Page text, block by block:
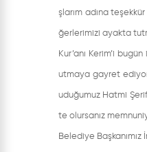
şlarım adına
ğerlerimizi ayakta
Kur’anı Kerim’i
utmaya gayret
uduğumuz Hatmi
te olursanız
Belediye Başkanımız